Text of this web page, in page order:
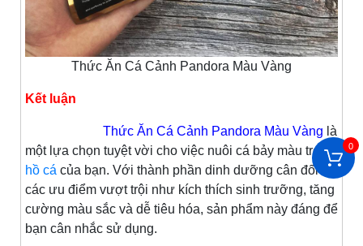
Thức Ăn Cá Cảnh Pandora Màu Vàng
Kết luận
Thức Ăn Cá Cảnh Pandora Màu Vàng là
một lựa chọn tuyệt vời cho việc nuôi cá bảy màu trong
hồ cá của bạn. Với thành phần dinh dưỡng cân đối và
các ưu điểm vượt trội như kích thích sinh trưỡng, tăng
cường màu sắc và dễ tiêu hóa, sản phẩm này đáng để
bạn cân nhắc sử dụng.
0